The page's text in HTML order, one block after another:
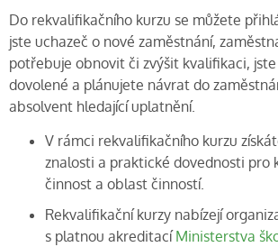
Do rekvalifikačního kurzu se můžete
jste uchazeč o nové zaměstnání,
potřebuje obnovit či zvýšit kvalifikaci,
dovolené a plánujete návrat do
absolvent hledající uplatnění.
V rámci rekvalifikačního kurzu
znalosti a praktické dovednosti pro
činnost a oblast činností.
Rekvalifikační kurzy nabízejí
s platnou akreditacíMinisterstva